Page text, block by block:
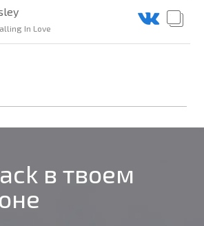
In Love
в твоем